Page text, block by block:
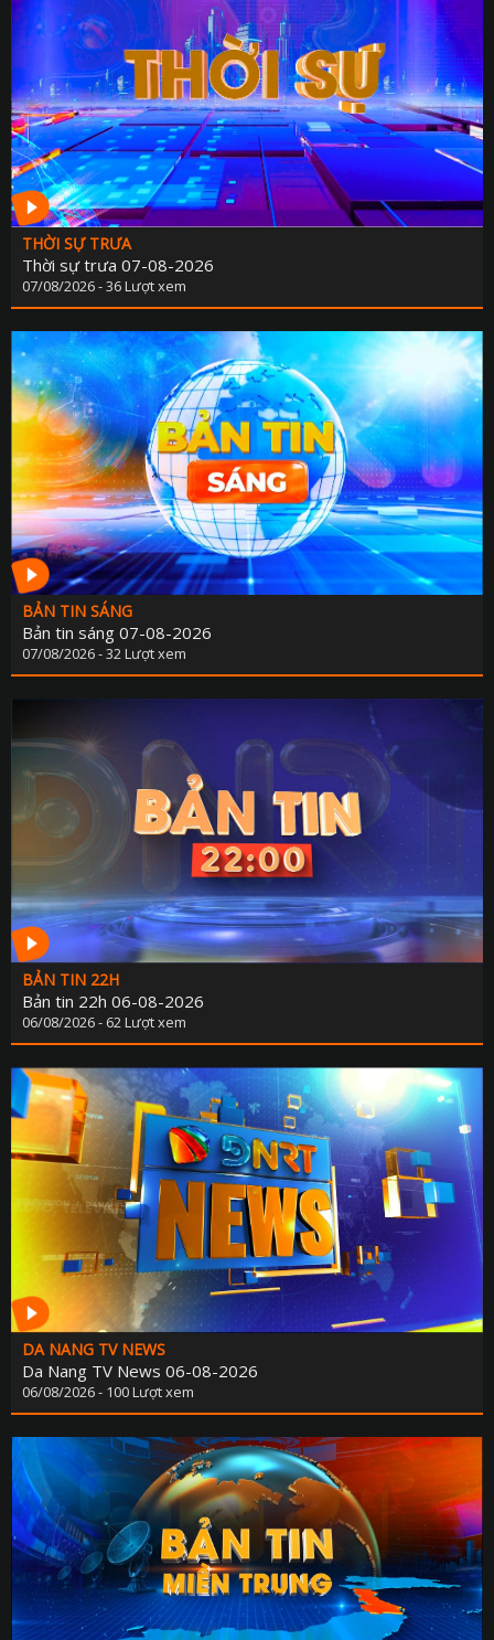
THỜI SỰ TRƯA
Thời sự trưa 07-08-2026
07/08/2026 - 36 Lượt xem
BẢN TIN SÁNG
Bản tin sáng 07-08-2026
07/08/2026 - 32 Lượt xem
BẢN TIN 22H
Bản tin 22h 06-08-2026
06/08/2026 - 62 Lượt xem
DA NANG TV NEWS
Da Nang TV News 06-08-2026
06/08/2026 - 100 Lượt xem